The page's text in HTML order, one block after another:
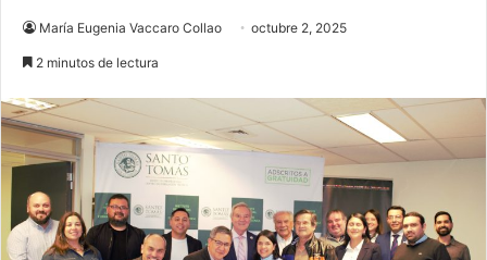
María Eugenia Vaccaro Collao octubre 2, 2025
2 minutos de lectura